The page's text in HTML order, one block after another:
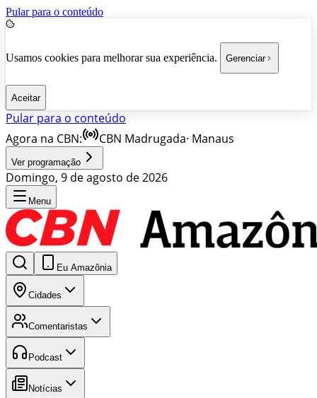
Pular para o conteúdo
Usamos cookies para melhorar sua experiência. Gerenciar
Aceitar
Pular para o conteúdo
Agora na CBN:
CBN Madrugada· Manaus
Ver programação
Domingo, 9 de agosto de 2026
Menu
Eu Amazônia
Cidades
Comentaristas
Podcast
Notícias